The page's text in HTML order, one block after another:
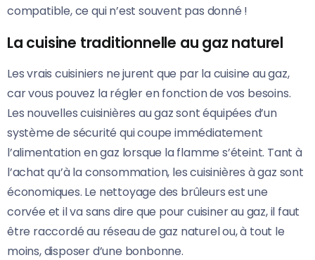
compatible, ce qui n’est souvent pas donné !
La cuisine traditionnelle au gaz naturel
Les vrais cuisiniers ne jurent que par la cuisine au gaz,
car vous pouvez la régler en fonction de vos besoins.
Les nouvelles cuisinières au gaz sont équipées d’un
système de sécurité qui coupe immédiatement
l’alimentation en gaz lorsque la flamme s’éteint. Tant à
l’achat qu’à la consommation, les cuisinières à gaz sont
économiques. Le nettoyage des brûleurs est une
corvée et il va sans dire que pour cuisiner au gaz, il faut
être raccordé au réseau de gaz naturel ou, à tout le
moins, disposer d’une bonbonne.